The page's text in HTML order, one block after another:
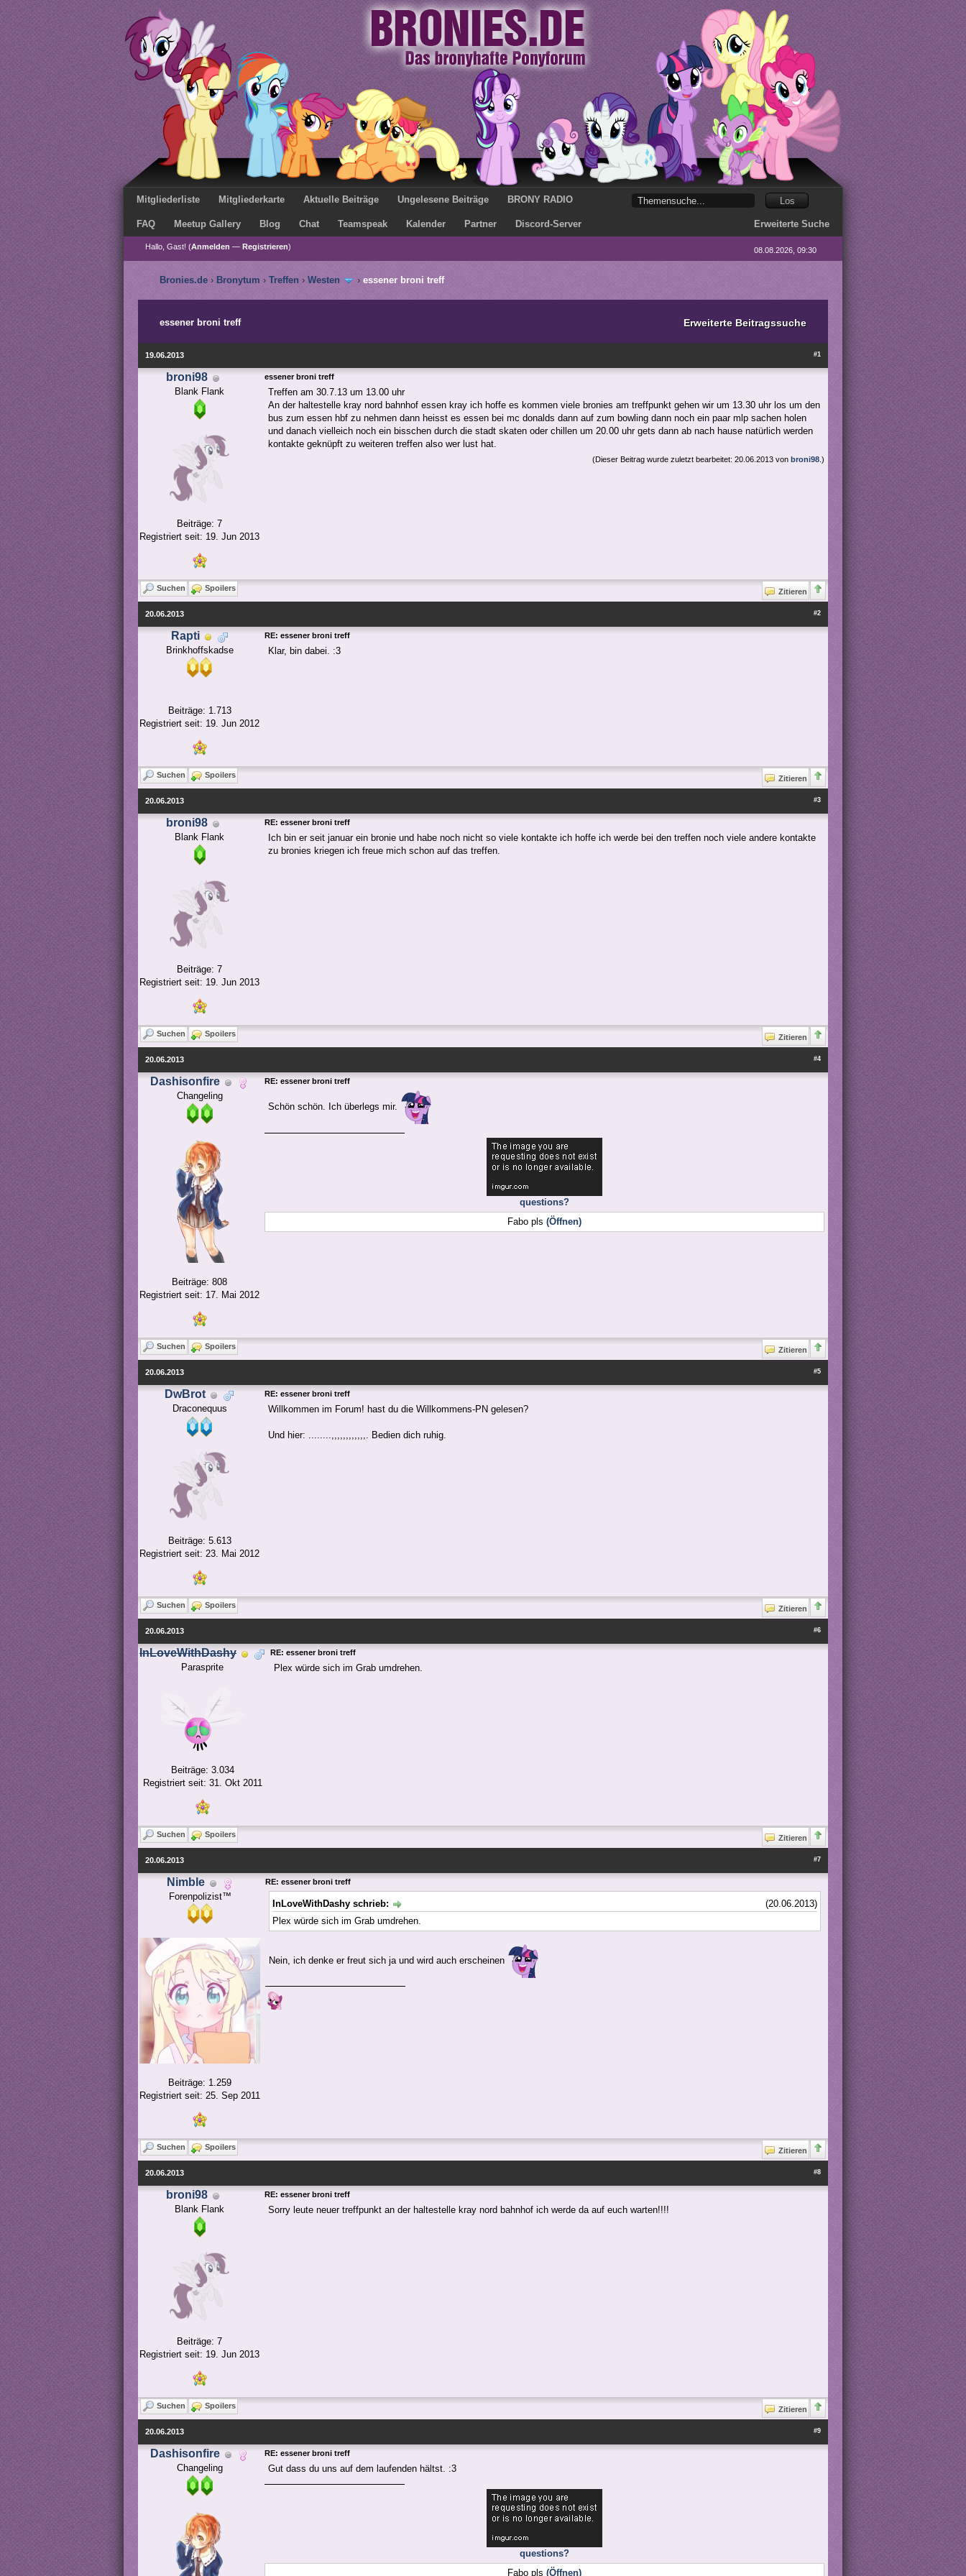
Mitgliederliste Mitgliederkarte Aktuelle Beiträge Ungelesene Beiträge BRONY RADIO
FAQ Meetup Gallery Blog Chat Teamspeak Kalender Partner Discord-Server Erweiterte Suche
Hallo, Gast! (Anmelden — Registrieren) 08.08.2026, 09:30
Bronies.de › Bronytum › Treffen › Westen › essener broni treff
Erweiterte Beitragssuche
essener broni treff
#1
19.06.2013
broni98
Blank Flank
Beiträge: 7
Registriert seit: 19. Jun 2013
essener broni treff
Treffen am 30.7.13 um 13.00 uhr
An der haltestelle kray nord bahnhof essen kray ich hoffe es kommen viele bronies am treffpunkt gehen wir um 13.30 uhr los um den
bus zum essen hbf zu nehmen dann heisst es essen bei mc donalds dann auf zum bowling dann noch ein paar mlp sachen holen
und danach vielleich noch ein bisschen durch die stadt skaten oder chillen um 20.00 uhr gets dann ab nach hause natürlich werden
kontakte geknüpft zu weiteren treffen also wer lust hat.
(Dieser Beitrag wurde zuletzt bearbeitet: 20.06.2013 von broni98 .)
Suchen Spoilers Zitieren
#2
20.06.2013
Rapti
Brinkhoffskadse
Beiträge: 1.713
Registriert seit: 19. Jun 2012
RE: essener broni treff
Klar, bin dabei. :3
Suchen Spoilers Zitieren
#3
20.06.2013
broni98
Blank Flank
Beiträge: 7
Registriert seit: 19. Jun 2013
RE: essener broni treff
Ich bin er seit januar ein bronie und habe noch nicht so viele kontakte ich hoffe ich werde bei den treffen noch viele andere kontakte
zu bronies kriegen ich freue mich schon auf das treffen.
Suchen Spoilers Zitieren
#4
20.06.2013
Dashisonfire
Changeling
Beiträge: 808
Registriert seit: 17. Mai 2012
RE: essener broni treff
Schön schön. Ich überlegs mir.
questions?
Fabo pls (Öffnen)
Suchen Spoilers Zitieren
#5
20.06.2013
DwBrot
Draconequus
Beiträge: 5.613
Registriert seit: 23. Mai 2012
RE: essener broni treff
Willkommen im Forum! hast du die Willkommens-PN gelesen?
Und hier: ........,,,,,,,,,,,,. Bedien dich ruhig.
Suchen Spoilers Zitieren
#6
20.06.2013
InLoveWithDashy
Parasprite
Beiträge: 3.034
Registriert seit: 31. Okt 2011
RE: essener broni treff
Plex würde sich im Grab umdrehen.
Suchen Spoilers Zitieren
#7
20.06.2013
Nimble
Forenpolizist™
Beiträge: 1.259
Registriert seit: 25. Sep 2011
RE: essener broni treff
(20.06.2013)
InLoveWithDashy schrieb:
Plex würde sich im Grab umdrehen.
Nein, ich denke er freut sich ja und wird auch erscheinen
Suchen Spoilers Zitieren
#8
20.06.2013
broni98
Blank Flank
Beiträge: 7
Registriert seit: 19. Jun 2013
RE: essener broni treff
Sorry leute neuer treffpunkt an der haltestelle kray nord bahnhof ich werde da auf euch warten!!!!
Suchen Spoilers Zitieren
#9
20.06.2013
Dashisonfire
Changeling
RE: essener broni treff
Gut dass du uns auf dem laufenden hältst. :3
questions?
Fabo pls (Öffnen)